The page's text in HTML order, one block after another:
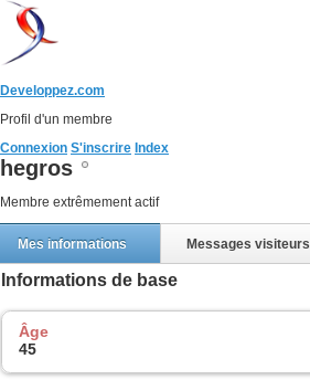
Developpez.com
Profil d'un membre
Connexion S'inscrire Index
hegros
Membre extrêmement actif
Mes informations Messages visiteurs
Informations de base
Âge
45